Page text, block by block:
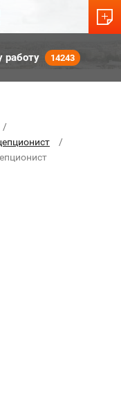
14243